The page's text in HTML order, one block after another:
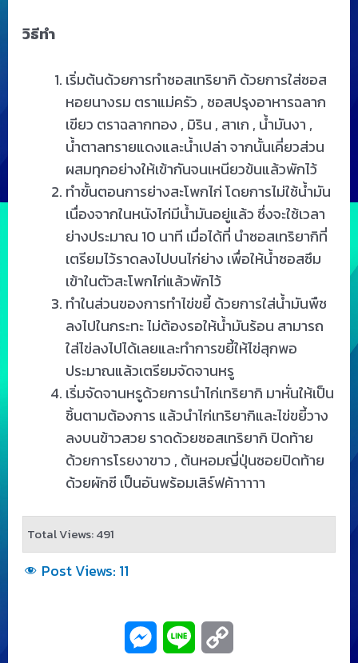
วิธีทำ
เริ่มต้นด้วยการทำซอสเทริยากิ ด้วยการใส่ซอส
หอยนางรม ตราแม่ครัว , ซอสปรุงอาหารฉลาก
เขียว ตราฉลากทอง , มิริน , สาเก , น้ำมันงา ,
น้ำตาลทรายแดงและน้ำเปล่า จากนั้นเคี่ยวส่วน
ผสมทุกอย่างให้เข้ากันจนเหนียวข้นแล้วพักไว้
ทำขั้นตอนการย่างสะโพกไก่ โดยการไม่ใช้น้ำมัน
เนื่องจากในหนังไก่มีน้ำมันอยู่แล้ว ซึ่งจะใช้เวลา
ย่างประมาณ 10 นาที เมื่อได้ที่ นำซอสเทริยากิที่
เตรียมไว้ราดลงไปบนไก่ย่าง เพื่อให้น้ำซอสซึม
เข้าในตัวสะโพกไก่แล้วพักไว้
ทำในส่วนของการทำไข่ขยี้ ด้วยการใส่น้ำมันพืช
ลงไปในกระทะ ไม่ต้องรอให้น้ำมันร้อน สามารถ
ใส่ไข่ลงไปได้เลยและทำการขยี้ให้ไข่สุกพอ
ประมาณแล้วเตรียมจัดจานหรู
เริ่มจัดจานหรูด้วยการนำไก่เทริยากิ มาหั่นให้เป็น
ชิ้นตามต้องการ แล้วนำไก่เทริยากิและไข่ขยี้วาง
ลงบนข้าวสวย ราดด้วยซอสเทริยากิ ปิดท้าย
ด้วยการโรยงาขาว , ต้นหอมญี่ปุ่นซอยปิดท้าย
ด้วยผักชี เป็นอันพร้อมเสิร์ฟค้าาาาา
Total Views: 491
Post Views: 11